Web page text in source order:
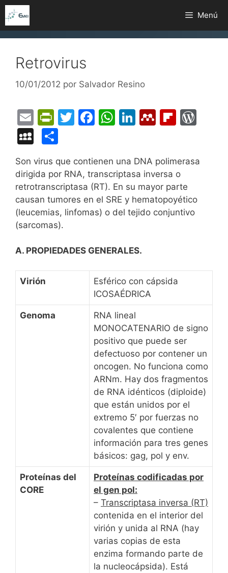
Saltar
al
contenido
Menú
Retrovirus
10/01/2012 por Salvador Resino
E
m
ai
l
Pr
in
tF
ri
e
n
dl
y
T
er
F
e
b
o
o
W
s
A
p
p
Li
e
dI
n
M
d
el
e
y
Fl
o
ar
d
Pr
s
M
S
p
a
c
e
m
p
ar
tir
Son virus que contienen una DNA polimerasa
dirigida por RNA, transcriptasa inversa o
retrotranscriptasa (RT). En su mayor parte
causan tumores en el SRE y hematopoyético
(leucemias, linfomas) o del tejido conjuntivo
(sarcomas).
A. PROPIEDADES GENERALES.
Virión
Esférico con cápsida
ICOSAÉDRICA
Genoma
RNA lineal
MONOCATENARIO de signo
positivo que puede ser
defectuoso por contener un
oncogen. No funciona como
ARNm. Hay dos fragmentos
de RNA idénticos (diploide)
que están unidos por el
extremo 5′ por fuerzas no
covalentes que contiene
información para tres genes
básicos: gag, pol y env.
Proteínas del
CORE
Proteínas codificadas por
el gen pol:
– Transcriptasa inversa (RT)
contenida en el interior del
virión y unida al RNA (hay
varias copias de esta
enzima formando parte de
la nucleocápsida). Está